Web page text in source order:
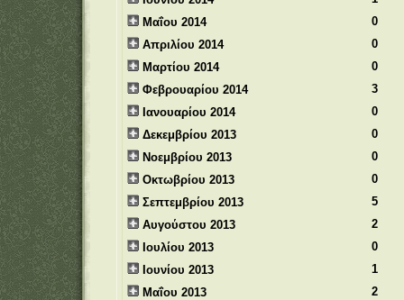
Μαΐου 2014
0
Απριλίου 2014
0
Μαρτίου 2014
0
Φεβρουαρίου 2014
3
Ιανουαρίου 2014
0
Δεκεμβρίου 2013
0
Νοεμβρίου 2013
0
Οκτωβρίου 2013
0
Σεπτεμβρίου 2013
5
Αυγούστου 2013
2
Ιουλίου 2013
0
Ιουνίου 2013
1
Μαΐου 2013
2